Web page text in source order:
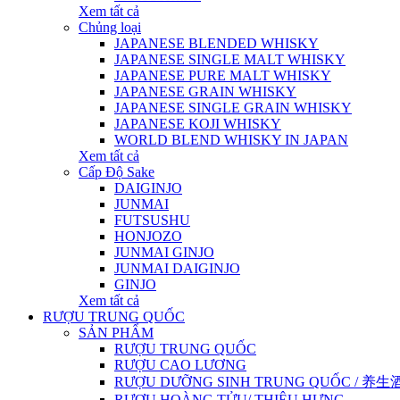
Xem tất cả
Chủng loại
JAPANESE BLENDED WHISKY
JAPANESE SINGLE MALT WHISKY
JAPANESE PURE MALT WHISKY
JAPANESE GRAIN WHISKY
JAPANESE SINGLE GRAIN WHISKY
JAPANESE KOJI WHISKY
WORLD BLEND WHISKY IN JAPAN
Xem tất cả
Cấp Độ Sake
DAIGINJO
JUNMAI
FUTSUSHU
HONJOZO
JUNMAI GINJO
JUNMAI DAIGINJO
GINJO
Xem tất cả
RƯỢU TRUNG QUỐC
SẢN PHẨM
RƯỢU TRUNG QUỐC
RƯỢU CAO LƯƠNG
RƯỢU DƯỠNG SINH TRUNG QUỐC / 养生